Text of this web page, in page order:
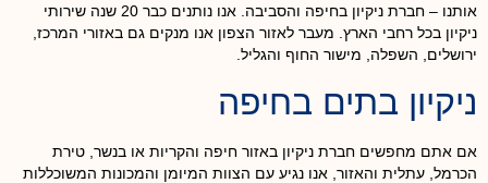
אותנו – חברת ניקיון בחיפה והסביבה. אנו נותנים כבר 20 שנה שירותי
ניקיון בכל רחבי הארץ. מעבר לאזור הצפון אנו מנקים גם באזורי המרכז,
ירושלים, השפלה, מישור החוף והגליל.
ניקיון בתים בחיפה
אם אתם מחפשים חברת ניקיון באזור חיפה והקריות או בנשר, טירת
הכרמל, עתלית והאזור, אנו נגיע עם הצוות המיומן והמכונות המשוכללות